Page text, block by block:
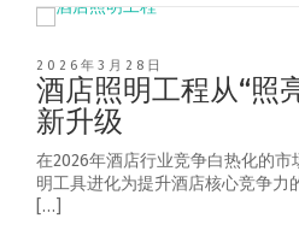
2026年3月28日
酒店照明工程从“照
新升级
在2026年酒店行业竞争白热化的
明工具进化为提升酒店核心竞争力
[…]